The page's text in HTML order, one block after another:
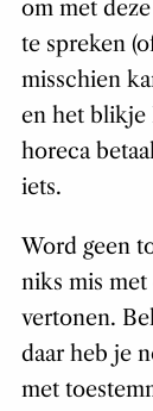
om met
te spreken
misschien
en het blikje
horeca
iets.
Word geen
niks mis met
vertonen.
daar heb je
met